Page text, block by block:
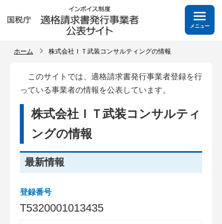
メニュー
ホーム 株式会社ＩＴ武装コンサルティングの情報
このサイトでは、適格請求書発行事業者登録を行
っている事業者の情報を公表しています。
株式会社ＩＴ武装コンサルティ
ングの情報
最新情報
登録番号
T5320001013435